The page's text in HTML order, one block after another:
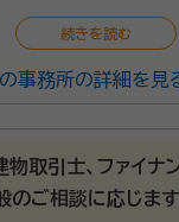
続きに関して、ワン
登記が発生し、1割
。また、稀に遺産分
事務所の詳細を見
取引士、ファイナ
のご相談に応じます